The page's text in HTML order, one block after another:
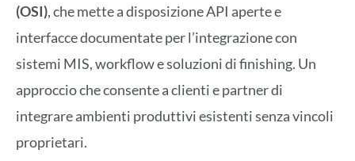
(OSI), che mette a disposizione API aperte e
interfacce documentate per l’integrazione con
sistemi MIS, workflow e soluzioni di finishing. Un
approccio che consente a clienti e partner di
integrare ambienti produttivi esistenti senza vincoli
proprietari.